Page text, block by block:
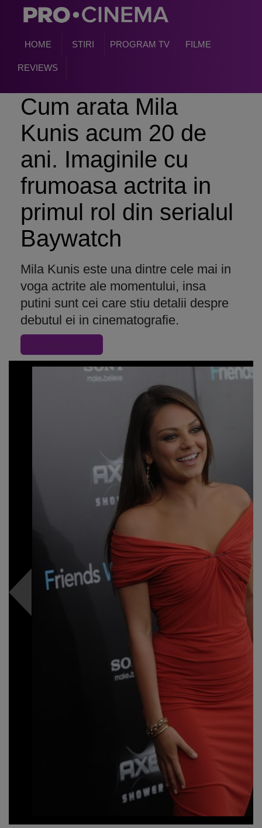
HOME STIRI PROGRAM TV FILME
REVIEWS
Cum arata Mila
Kunis acum 20 de
ani. Imaginile cu
frumoasa actrita in
primul rol din serialul
Baywatch
Mila Kunis este una dintre cele mai in
voga actrite ale momentului, insa
putini sunt cei care stiu detalii despre
debutul ei in cinematografie.